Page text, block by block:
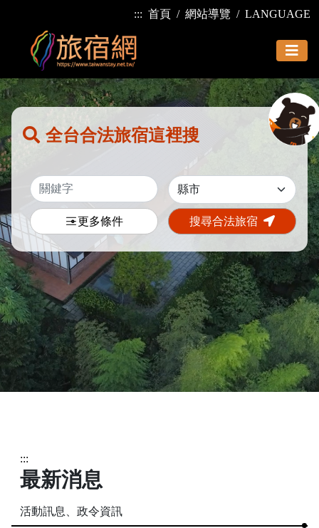
::: 首頁 網站導覽 LANGUAGE
全台合法旅宿這裡搜
更多條件 搜尋合法旅宿
:::
最新消息
活動訊息、政令資訊